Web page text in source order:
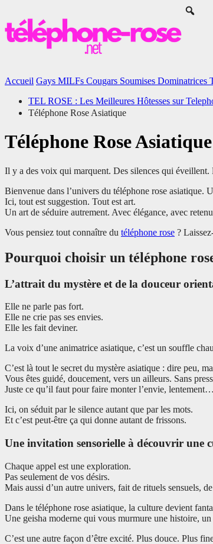
Accueil Gays MILFs Cougars Soumises Dominatrices
TEL ROSE : Les Meilleures Hôtesses sur
Téléphone Rose Asiatique
Téléphone Rose Asiatique
Il y a des voix qui marquent. Des silences qui
Bienvenue dans l’univers du téléphone rose asiatique.
Ici, tout est suggestion. Tout est art.
Un art de séduire autrement. Avec élégance, avec
Vous pensiez tout connaître du téléphone rose ?
Pourquoi choisir un téléphone
L’attrait du mystère et de la douceur
Elle ne parle pas fort.
Elle ne crie pas ses envies.
Elle les fait deviner.
La voix d’une animatrice asiatique, c’est un souffle
C’est là tout le secret du mystère asiatique : dire peu,
Vous êtes guidé, doucement, vers un ailleurs. Sans
Juste ce qu’il faut pour faire monter l’envie,
Ici, on séduit par le silence autant que par les mots.
Et c’est peut-être ça qui donne autant de frissons.
Une invitation sensorielle à découvrir une
Chaque appel est une exploration.
Pas seulement de vos désirs.
Mais aussi d’un autre univers, fait de rituels sensuels,
Dans le téléphone rose asiatique, la culture devient
Une geisha moderne qui vous murmure une histoire,
C’est une autre façon d’être excité. Plus douce. Plus